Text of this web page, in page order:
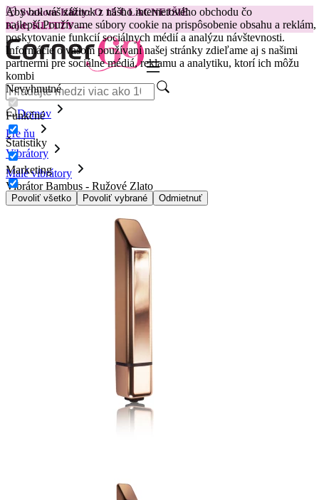
Aby bol váš zážitok z nášho internetového obchodu čo
najlepší.Používame súbory cookie na prispôsobenie obsahu a reklám,
poskytovanie funkcií sociálnych médií a analýzu návštevnosti.
Informácie o vašom používaní našej stránky zdieľame aj s našimi
partnermi pre sociálne médiá, reklamu a analytiku, ktorí ich môžu
kombi
Nevyhnutné
Funkčné
Štatistiky
Marketing
Povoliť všetko Povoliť vybrané Odmietnuť
😽Svakom Klitty: O 15 € LACNEJŠIE
Kód: KLITTY →
Domov
Pre ňu
Vibrátory
Malé vibrátory
Vibrátor Bambus - Ružové Zlato